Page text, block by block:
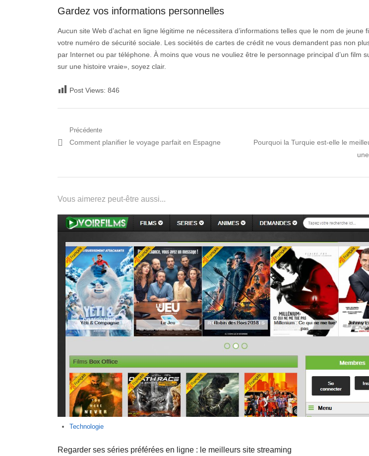
Gardez vos informations personnelles
Aucun site Web d’achat en ligne légitime ne nécessitera d’informations telles que le nom de jeune
votre numéro de sécurité sociale. Les sociétés de cartes de crédit ne vous demandent pas non
par Internet ou par téléphone. À moins que vous ne vouliez être le personnage principal d’un film
sur une histoire vraie», soyez clair.
Post Views: 846
Navigation
de
Précédente
Post
Comment planifier le voyage parfait en Espagne
Prochain
Pourquoi la Turquie est-elle le
Vous aimerez peut-être aussi...
Technologie
Regarder ses séries préférées en ligne : le meilleurs site streaming